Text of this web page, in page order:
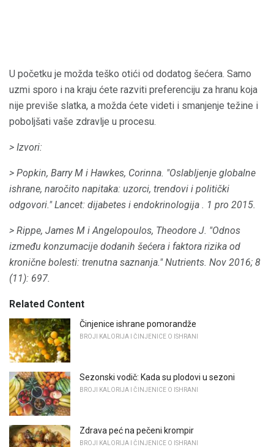
U početku je možda teško otići od dodatog šećera. Samo
uzmi sporo i na kraju ćete razviti preferenciju za hranu koja
nije previše slatka, a možda ćete videti i smanjenje težine i
poboljšati vaše zdravlje u procesu.
> Izvori:
> Popkin, Barry M i Hawkes, Corinna. "Oslabljenje globalne
ishrane, naročito napitaka: uzorci, trendovi i politički
odgovori."Lancet: dijabetes i endokrinologija . 1 pro 2015.
> Rippe, James M i Angelopoulos, Theodore J. "Odnos
između konzumacije dodanih šećera i faktora rizika od
kronične bolesti: trenutna saznanja." Nutrients. Nov 2016; 8
(11): 697.
Related Content
Činjenice ishrane pomorandže
BROJI KALORIJA I ČINJENICE O ISHRANI
Sezonski vodič: Kada su plodovi u sezoni
BROJI KALORIJA I ČINJENICE O ISHRANI
Zdrava peć na pečeni krompir
BROJI KALORIJA I ČINJENICE O ISHRANI